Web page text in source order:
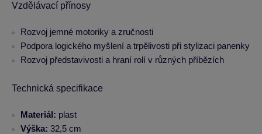
Vzdělávací přínosy
Rozvoj jemné motoriky a zručnosti
Podpora logického myšlení a trpělivosti při stylizaci panenky
Rozvoj představivosti a hraní rolí v různých příbězích
Technická specifikace
Materiál: plast
Výška: 32,5 cm